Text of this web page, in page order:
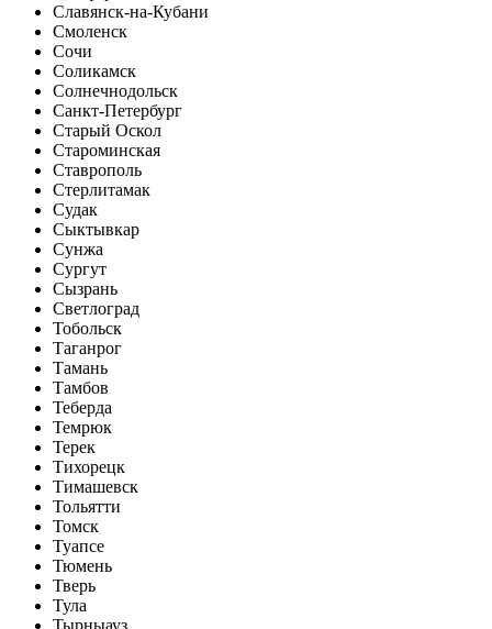
Славянск-на-Кубани
Смоленск
Сочи
Соликамск
Солнечнодольск
Санкт-Петербург
Старый Оскол
Староминская
Ставрополь
Стерлитамак
Судак
Сыктывкар
Сунжа
Сургут
Сызрань
Светлоград
Тобольск
Таганрог
Тамань
Тамбов
Теберда
Темрюк
Терек
Тихорецк
Тимашевск
Тольятти
Томск
Туапсе
Тюмень
Тверь
Тула
Тырныауз